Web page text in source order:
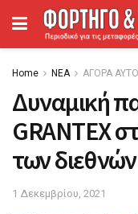
Home ΝΕΑ ΑΓΟΡΑ
Δυναμική
GRANTEX
των
1 Δεκεμβρίου, 2021